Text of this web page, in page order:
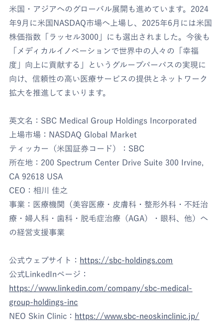
米国・アジアへのグローバル展開も進めています。2024
年9月に米国NASDAQ市場へ上場し、2025年6月には米国
株価指数「ラッセル3000」にも選出されました。今後も
「メディカルイノベーションで世界中の人々の「幸福
度」向上に貢献する」というグループパーパスの実現に
向け、信頼性の高い医療サービスの提供とネットワーク
拡大を推進してまいります。
英文名：SBC Medical Group Holdings Incorporated
上場市場：NASDAQ Global Market
ティッカー（米国証券コード）：SBC
所在地：200 Spectrum Center Drive Suite 300 Irvine,
CA 92618 USA
CEO：相川 佳之
事業：医療機関（美容医療・皮膚科・整形外科・不妊治
療・婦人科・歯科・脱毛症治療（AGA）・眼科、他）へ
の経営支援事業
公式ウェブサイト： https://sbc-holdings.com
公式LinkedInページ：
https://www.linkedin.com/company/sbc-medical-
group-holdings-inc
NEO Skin Clinic： https://www.sbc-neoskinclinic.jp/